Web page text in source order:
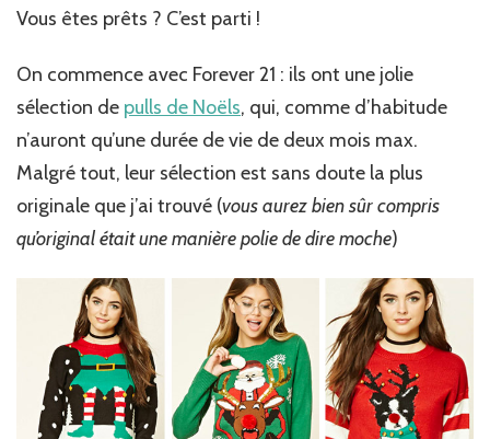
Vous êtes prêts ? C’est parti !
On commence avec Forever 21 : ils ont une jolie
sélection de pulls de Noëls, qui, comme d’habitude
n’auront qu’une durée de vie de deux mois max.
Malgré tout, leur sélection est sans doute la plus
originale que j’ai trouvé (vous aurez bien sûr compris
qu’original était une manière polie de dire moche)